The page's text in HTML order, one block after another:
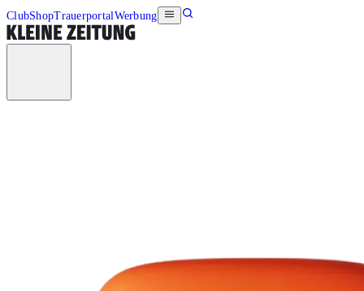
ClubShopTrauerportalWerbung